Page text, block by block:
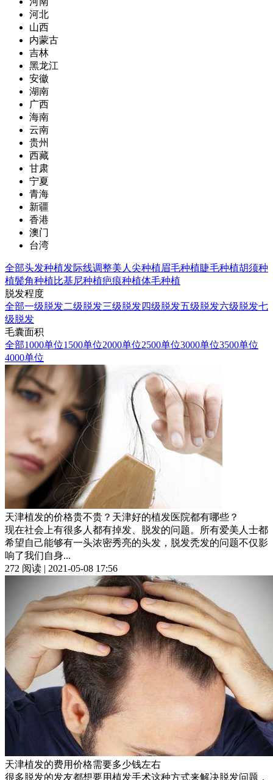
河北
山西
内蒙古
吉林
黑龙江
安徽
湖南
广西
海南
云南
贵州
西藏
甘肃
宁夏
青海
新疆
香港
澳门
台湾
全部头发种植发际线调整美人尖种植眉毛种植睫毛种植胡须种
植鬓角种植比基尼种植疤痕种植体毛种植
脱发程度
全部一级脱发二级脱发三级脱发四级脱发五级脱发六级脱发七
级脱发
毛囊面积
全部1000单位1500单位2000单位2500单位3000单位3500单位
4000单位
天津植发的价格贵不贵？天津好的植发医院都有哪些？
现在社会上有很多人都有掉发、脱发的问题。所有爱美人士都
希望自己能够有一头浓密秀亮的头发，脱发秃发的问题不仅影
响了我们自身...
272 阅读 | 2021-05-08 17:56
天津植发的费用价格需要多少钱左右
很多脱发的发友都想要用植发手术这种方式来解决脱发问题，